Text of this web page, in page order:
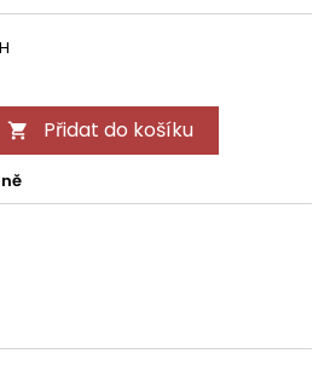
 Přidat do košíku